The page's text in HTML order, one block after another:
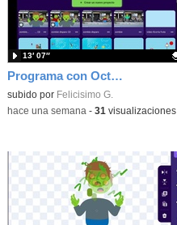
Programa con OctoStudio, un juego de disparos contra Zombies con un cargador basado en el House of the dead
Contenido educativo.
subido por Felicisimo G.
13′ 07″
-hace una semana - 31 visualizaciones